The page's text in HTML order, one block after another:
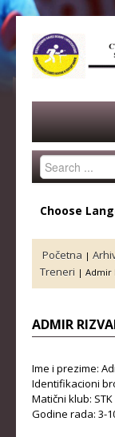
Search
...
Choose
Početna |
Treneri | Admir
ADMIR
Ime i prezime:
Identifikacioni
Matični klub:
Godine rada: 3-